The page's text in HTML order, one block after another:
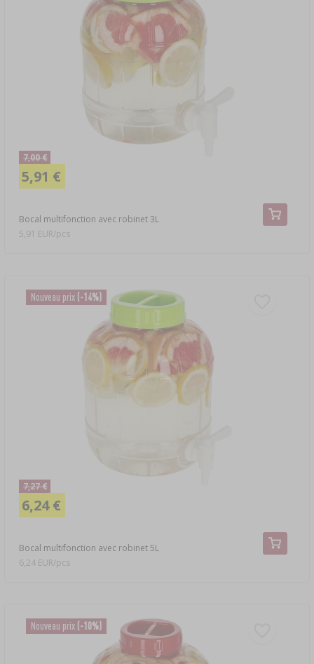
Bocal multifonction avec robinet 3L
7,00 €
5,91 €
5,91 EUR/pcs
Nouveau prix (-14%)
Bocal multifonction avec robinet 5L
7,27 €
6,24 €
6,24 EUR/pcs
Nouveau prix (-10%)